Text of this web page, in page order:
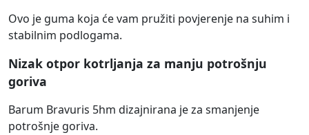
Ovo je guma koja će vam pružiti povjerenje na suhim i
stabilnim podlogama.
Nizak otpor kotrljanja za manju potrošnju
goriva
Barum Bravuris 5hm dizajnirana je za smanjenje
potrošnje goriva.